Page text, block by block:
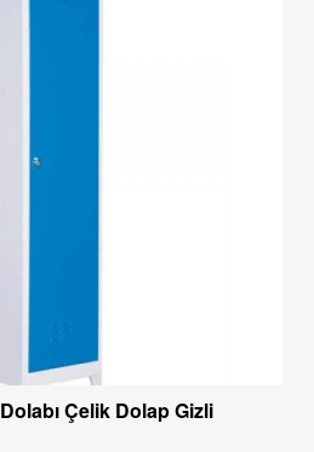
Çelik Dolap Gizli